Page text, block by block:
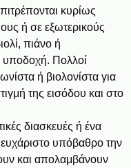
κυρίως
ή σε εξωτερικούς
πιάνο ή
υποδοχή. Πολλοί
ή βιολονίστα για
της εισόδου και στο
διασκευές ή ένα
υπόβαθρο την
και απολαμβάνουν